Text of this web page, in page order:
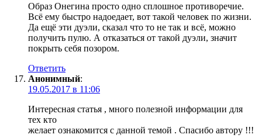
Образ Онегина просто одно сплошное противоречие.
Всё ему быстро надоедает, вот такой человек по жизни.
Да ещё эти дуэли, сказал что то не так и всё, можно
получить пулю. А отказаться от такой дуэли, значит
покрыть себя позором.
Ответить
Анонимный:
19.05.2017 в 11:06
Интересная статья , много полезной информации для
тех кто
желает ознакомится с данной темой . Спасибо автору !!!